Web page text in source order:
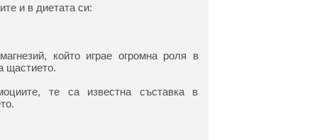
и в диетата си:
който играе огромна роля в
щастието.
те са известна съставка в